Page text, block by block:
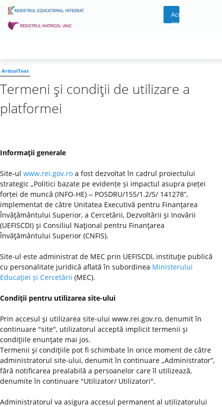
Acces
cont
ArticolText
Termeni şi condiţii de utilizare a
platformei
Informaţii generale
Site-ul www.rei.gov.ro a fost dezvoltat în cadrul proiectului
strategic „Politici bazate pe evidențe și impactul asupra pieței
forței de muncă (INFO-HE) ‒ POSDRU/155/1.2/S/ 141278”,
implementat de către Unitatea Executivă pentru Finanţarea
Învăţământului Superior, a Cercetării, Dezvoltării şi Inovării
(UEFISCDI) şi Consiliul Naţional pentru Finanţarea
Învăţământului Superior (CNFIS).
Site-ul este administrat de MEC prin UEFISCDI, instituţie publică
cu personalitate juridică aflată în subordinea Ministerului
Educaţiei și Cercetării (MEC).
Condiţii pentru utilizarea site-ului
Prin accesul şi utilizarea site-ului www.rei.gov.ro, denumit în
continuare "site", utilizatorul acceptă implicit termenii şi
condiţiile enunţate mai jos.
Termenii şi condiţiile pot fi schimbate în orice moment de către
administratorul site-ului, denumit în continuare „Administrator”,
fără notificarea prealabilă a persoanelor care îl utilizează,
denumite în continuare "Utilizator/ Utilizatori".
Administratorul va asigura accesul permanent al utilizatorului